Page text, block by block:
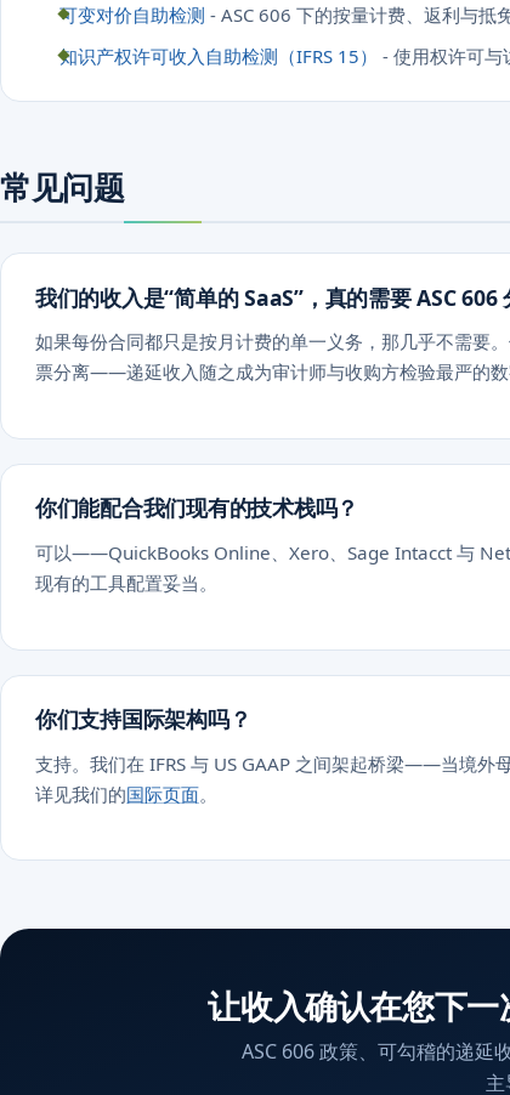
可变对价自助检测 - ASC 606 下的按量计费、返利与抵
知识产权许可收入自助检测（IFRS 15）
- 使用权许可与
常见问题
我们的收入是“简单的 SaaS”，真的需要 ASC 606
如果每份合同都只是按月计费的单一义务，那几乎不需要
票分离——递延收入随之成为审计师与收购方检验最严的
你们能配合我们现有的技术栈吗？
可以——QuickBooks Online、Xero、Sage Intacct 与
现有的工具配置妥当。
你们支持国际架构吗？
支持。我们在 IFRS 与 US GAAP 之间架起桥梁——当境外
详见我们的国际页面。
让收入确认在您下一
ASC 606 政策、可勾稽的递
主